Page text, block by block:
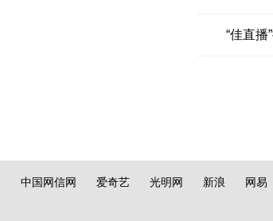
中国网信网 爱奇艺 光明网 新浪 网易